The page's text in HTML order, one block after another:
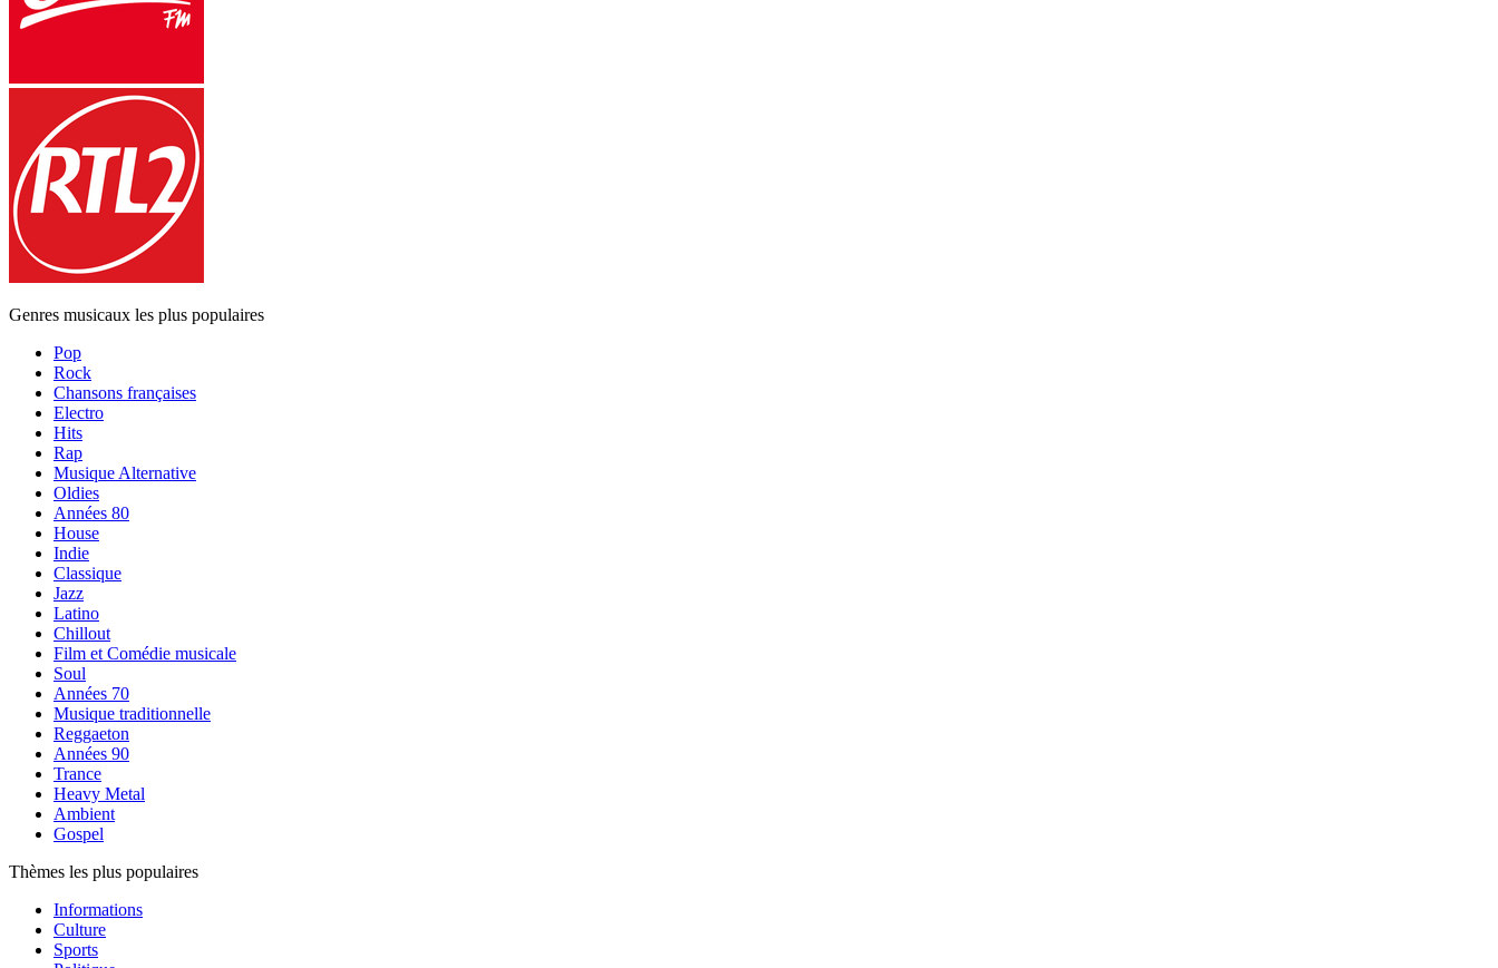
Genres musicaux les plus populaires
Pop
Rock
Chansons françaises
Electro
Hits
Rap
Musique Alternative
Oldies
Années 80
House
Indie
Classique
Jazz
Latino
Chillout
Film et Comédie musicale
Soul
Années 70
Musique traditionnelle
Reggaeton
Années 90
Trance
Heavy Metal
Ambient
Gospel
Thèmes les plus populaires
Informations
Culture
Sports